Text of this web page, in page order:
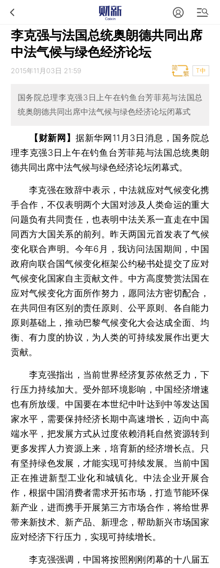
李克强与法国总统奥朗德共同出席
中法气候与绿色经济论坛
2015年11月03日 21:59 T中
国务院总理李克强3日上午在钓鱼台芳菲苑与法国总
统奥朗德共同出席中法气候与绿色经济论坛闭幕式
【财新网】 据新华网11月3日消息，国务院总
理李克强3日上午在钓鱼台芳菲苑与法国总统奥朗
德共同出席中法气候与绿色经济论坛闭幕式。
李克强在致辞中表示，中法就应对气候变化携
手合作，不仅表明两个大国对涉及人类命运的重大
问题负有共同责任，也表明中法关系一直走在中国
同西方大国关系的前列。昨天两国元首发表了气候
变化联合声明。今年6月，我访问法国期间，中国
政府向联合国气候变化框架公约秘书处提交了应对
气候变化国家自主贡献文件。中方高度赞赏法国在
应对气候变化方面所作努力，愿同法方密切配合，
在共同但有区别的责任原则、公平原则、各自能力
原则基础上，推动巴黎气候变化大会达成全面、均
衡、有力度的协议，为人类的可持续发展作出更大
贡献。
李克强指出，当前世界经济复苏依然乏力，下
行压力持续加大。受外部环境影响，中国经济增速
也有所放缓。中国要在本世纪中叶达到中等发达国
家水平，需要保持经济长期中高速增长，迈向中高
端水平，把发展方式从过度依赖消耗自然资源转到
更多发挥人力资源上来，培育新的经济增长点。只
有坚持绿色发展，才能实现可持续发展。当前中国
正在推进新型工业化和城镇化。中法企业开展合
作，根据中国消费者需求开拓市场，打造节能环保
新产业，进而携手开展第三方市场合作，将给世界
带来新技术、新产品、新理念，帮助新兴市场国家
应对经济下行压力，实现可持续增长。
李克强强调，中国将按照刚刚闭幕的十八届五